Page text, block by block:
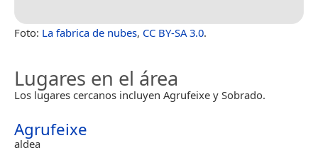
Foto: La fabrica de nubes, CC BY-SA 3.0.
Lugares en el área
Los lugares cercanos incluyen Agrufeixe y Sobrado.
Agrufeixe
aldea